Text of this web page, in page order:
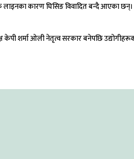
कारण घिसिङ विवादित बन्दै आएका
शर्मा ओली नेतृत्व सरकार बनेपछि